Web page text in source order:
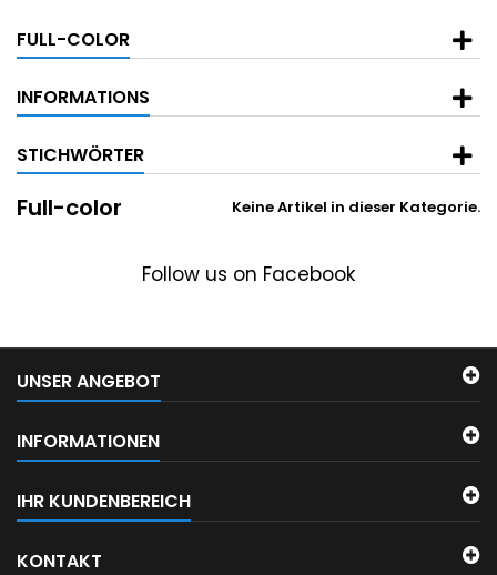
FULL-COLOR
INFORMATIONS
STICHWÖRTER
Full-color Keine Artikel in dieser Kategorie.
Follow us on Facebook
UNSER ANGEBOT
INFORMATIONEN
IHR KUNDENBEREICH
KONTAKT